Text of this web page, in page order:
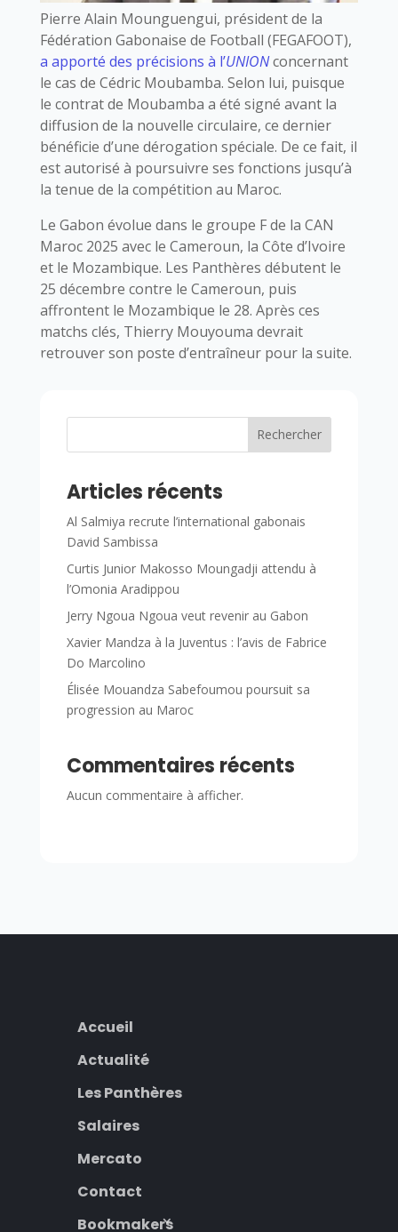
Pierre Alain Mounguengui, président de la
Fédération Gabonaise de Football (FEGAFOOT),
a apporté des précisions à l’UNIONconcernant
le cas de Cédric Moubamba. Selon lui, puisque
le contrat de Moubamba a été signé avant la
diffusion de la nouvelle circulaire, ce dernier
bénéficie d’une dérogation spéciale. De ce fait, il
est autorisé à poursuivre ses fonctions jusqu’à
la tenue de la compétition au Maroc.
Le Gabon évolue dans le groupe F de la CAN
Maroc 2025 avec le Cameroun, la Côte d’Ivoire
et le Mozambique. Les Panthères débutent le
25 décembre contre le Cameroun, puis
affrontent le Mozambique le 28. Après ces
matchs clés, Thierry Mouyouma devrait
retrouver son poste d’entraîneur pour la suite.
Rechercher
Articles récents
Al Salmiya recrute l’international gabonais
David Sambissa
Curtis Junior Makosso Moungadji attendu à
l’Omonia Aradippou
Jerry Ngoua Ngoua veut revenir au Gabon
Xavier Mandza à la Juventus : l’avis de Fabrice
Do Marcolino
Élisée Mouandza Sabefoumou poursuit sa
progression au Maroc
Commentaires récents
Aucun commentaire à afficher.
Accueil
Actualité
Les Panthères
Salaires
Mercato
Contact
Bookmakers